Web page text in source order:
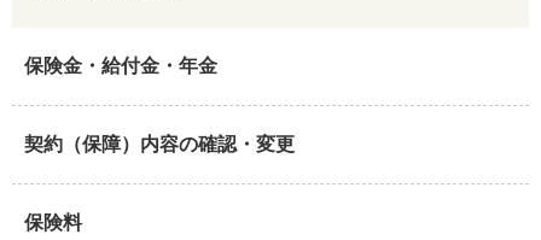
保険金・給付金・年金
契約（保障）内容の確認・変更
保険料